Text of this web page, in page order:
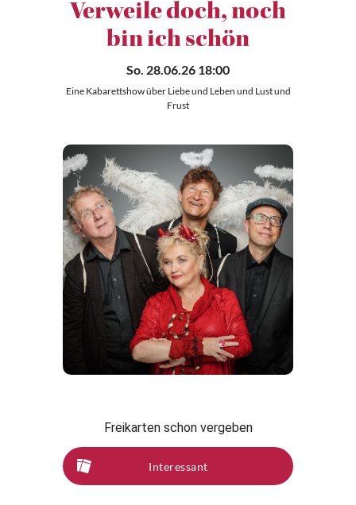
Verweile doch, noch
bin ich schön
So. 28.06.26 18:00
Eine Kabarettshow über Liebe und Leben und Lust und
Frust
Freikarten schon vergeben
Interessant